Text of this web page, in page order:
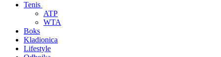
Tenis
ATP
WTA
Boks
Kladionica
Lifestyle